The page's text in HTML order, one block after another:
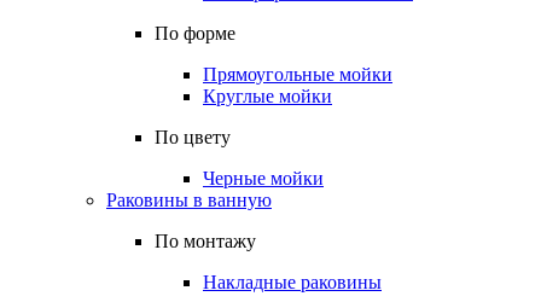
По форме
Прямоугольные мойки
Круглые мойки
По цвету
Черные мойки
Раковины в ванную
По монтажу
Накладные раковины